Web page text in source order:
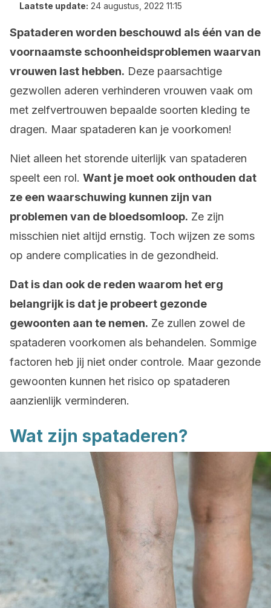
Laatste update: 24 augustus, 2022 11:15
Spataderen worden beschouwd als één van de
voornaamste schoonheidsproblemen waarvan
vrouwen last hebben. Deze paarsachtige
gezwollen aderen verhinderen vrouwen vaak om
met zelfvertrouwen bepaalde soorten kleding te
dragen. Maar spataderen kan je voorkomen!
Niet alleen het storende uiterlijk van spataderen
speelt een rol. Want je moet ook onthouden dat
ze een waarschuwing kunnen zijn van
problemen van de bloedsomloop. Ze zijn
misschien niet altijd ernstig. Toch wijzen ze soms
op andere complicaties in de gezondheid.
Dat is dan ook de reden waarom het erg
belangrijk is dat je probeert gezonde
gewoonten aan te nemen. Ze zullen zowel de
spataderen voorkomen als behandelen. Sommige
factoren heb jij niet onder controle. Maar gezonde
gewoonten kunnen het risico op spataderen
aanzienlijk verminderen.
Wat zijn spataderen?